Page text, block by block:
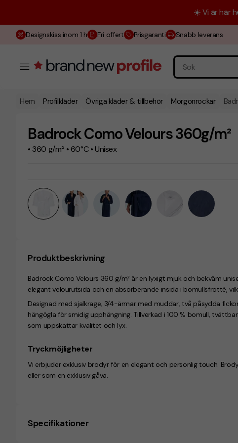
☀️ Vi är här
Designskiss inom 1 h Fri offert Prisgaranti Snabb leverans
Hem Profilkläder Övriga kläder & tillbehör Morgonrockar
Badrock Como Velours 360g/m²
• 360 g/m² • 60°C • Unisex
Produktbeskrivning
Badrock Como Velours 360 g/m² är en lyxigt mjuk och bekväm
elegant velourutsida och en absorberande insida i bomullsfrotté,
Designad med sjalkrage, 3/4-ärmar med muddar, två påsydda
hängögla för smidig upphängning. Tillverkad i 100 % bomull,
som uppskattar kvalitet och lyx.
Tryckmöjligheter
Vi erbjuder exklusiv brodyr för en elegant och personlig touch.
eller som en exklusiv gåva.
Specifikationer